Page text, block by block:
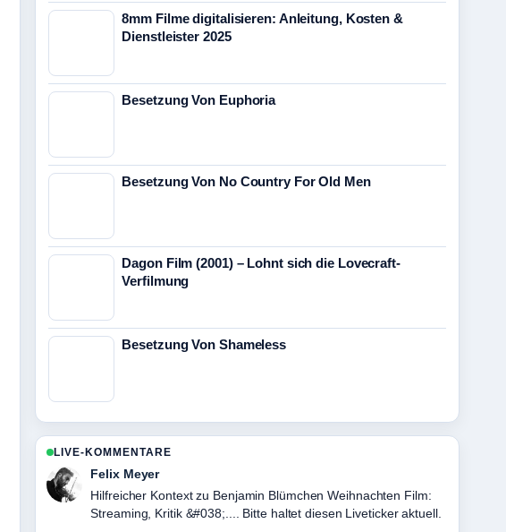
8mm Filme digitalisieren: Anleitung, Kosten &
Dienstleister 2025
Besetzung Von Euphoria
Besetzung Von No Country For Old Men
Dagon Film (2001) – Lohnt sich die Lovecraft-
Verfilmung
Besetzung Von Shameless
LIVE-KOMMENTARE
Felix Meyer
Hilfreicher Kontext zu Benjamin Blümchen Weihnachten Film:
Streaming, Kritik &#038;.... Bitte haltet diesen Liveticker aktuell.